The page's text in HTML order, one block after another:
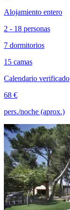
Alojamiento entero
2 - 18 personas
7 dormitorios
15 camas
Calendario verificado
68 €
pers./noche (aprox.)